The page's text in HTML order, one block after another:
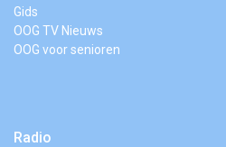
Gids
OOG TV Nieuws
OOG voor senioren
Radio